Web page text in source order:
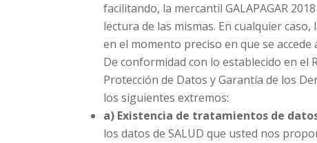
facilitando, la mercantil GALAPAGAR
lectura de las mismas. En cualquier
en el momento preciso en que se accede
De conformidad con lo establecido en el
Protección de Datos y Garantía de los
los siguientes extremos:
a) Existencia de tratamientos de
los datos de SALUD que usted nos